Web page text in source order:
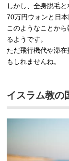
しかし、全身脱毛
70万円ウォンと日
このようなことか
るようです。
ただ飛行機代や滞
もしれませんね。
イスラム教の